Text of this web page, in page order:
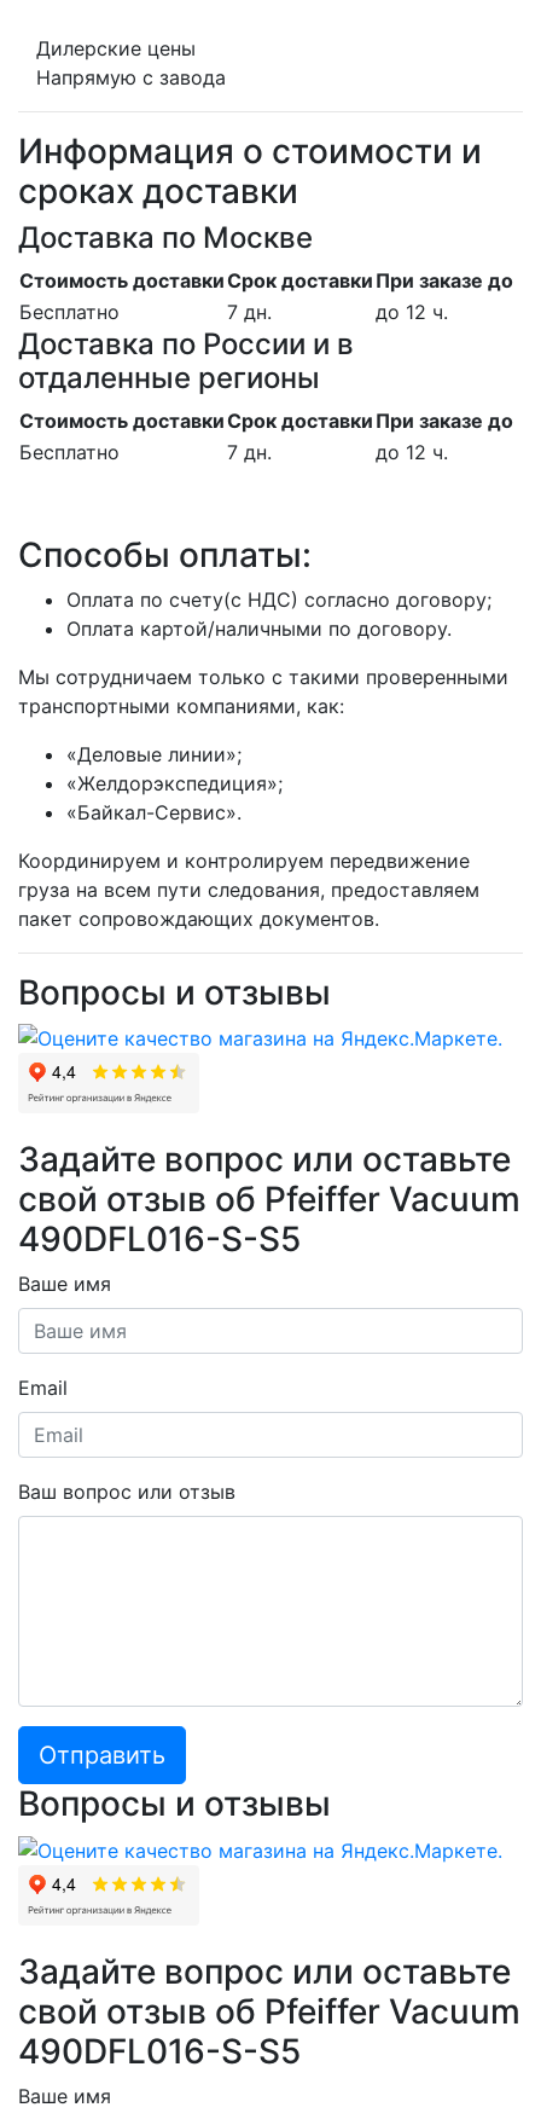
Дилерские цены
Напрямую с завода
Информация о стоимости и
сроках доставки
Доставка по Москве
Стоимость доставкиСрок доставки При заказе до
Бесплатно
7 дн. до 12 ч.
Доставка по России и в
отдаленные регионы
Стоимость доставкиСрок доставки При заказе до
Бесплатно
7 дн. до 12 ч.
Способы оплаты:
Оплата по счету(с НДС) согласно договору;
Оплата картой/наличными по договору.
Мы сотрудничаем только с такими проверенными
транспортными компаниями, как:
«Деловые линии»;
«Желдорэкспедиция»;
«Байкал-Сервис».
Координируем и контролируем передвижение
груза на всем пути следования, предоставляем
пакет сопровождающих документов.
Вопросы и отзывы
Задайте вопрос или оставьте
свой отзыв об Pfeiffer Vacuum
490DFL016-S-S5
Ваше имя
Email
Ваш вопрос или отзыв
Отправить
Вопросы и отзывы
Задайте вопрос или оставьте
свой отзыв об Pfeiffer Vacuum
490DFL016-S-S5
Ваше имя